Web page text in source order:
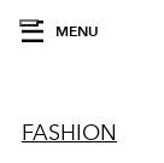
MENU
FASHION